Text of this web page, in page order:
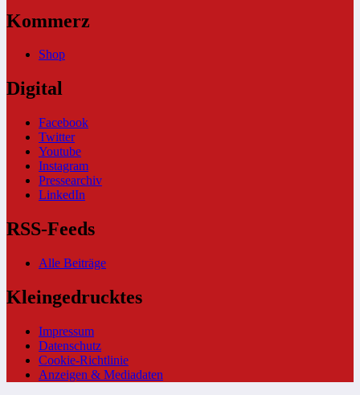
Kommerz
Shop
Digital
Facebook
Twitter
Youtube
Instagram
Pressearchiv
LinkedIn
RSS-Feeds
Alle Beiträge
Kleingedrucktes
Impressum
Datenschutz
Cookie-Richtlinie
Anzeigen & Mediadaten